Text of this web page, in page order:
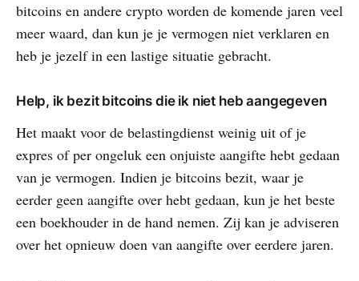
bitcoins en andere crypto worden de komende jaren veel
meer waard, dan kun je je vermogen niet verklaren en
heb je jezelf in een lastige situatie gebracht.
Help, ik bezit bitcoins die ik niet heb aangegeven
Het maakt voor de belastingdienst weinig uit of je
expres of per ongeluk een onjuiste aangifte hebt gedaan
van je vermogen. Indien je bitcoins bezit, waar je
eerder geen aangifte over hebt gedaan, kun je het beste
een boekhouder in de hand nemen. Zij kan je adviseren
over het opnieuw doen van aangifte over eerdere jaren.